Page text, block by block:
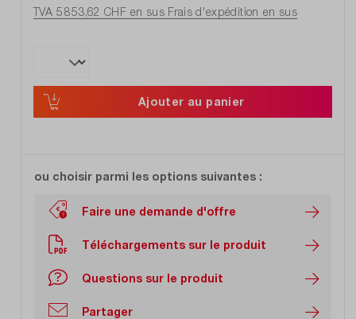
TVA 5 853,62 CHF en susFrais d'expédition en sus
Ajouter au panier
ou choisir parmi les options suivantes :
Faire une demande d'offre
Téléchargements sur le produit
Questions sur le produit
Partager